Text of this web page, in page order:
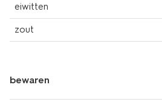
eiwitten
zout
bewaren